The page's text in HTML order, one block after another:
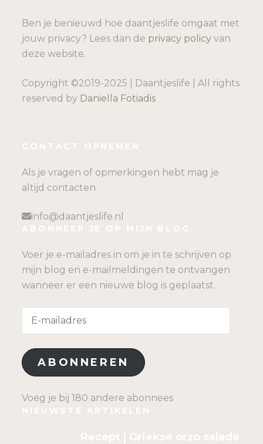
Ben je benieuwd hoe daantjeslife omgaat met
jouw privacy? Lees dan de privacy policy van
deze website.
Copyright ©2019-2025 | Daantjeslife | All rights
reserved by Daniella Fotiadis
CONTACT OPNEMEN
Als je vragen of opmerkingen hebt mag je
altijd contacten
info@daantjeslife.nl
ABONNEER JE OP MIJN BLOG
Voer je e-mailadres in om je in te schrijven op
mijn blog en e-mailmeldingen te ontvangen
wanneer er een nieuwe blog is geplaatst.
ABONNEREN
Voeg je bij 180 andere abonnees
NIEUWSTE ARTIKELEN
Recept | Griekse orzo salade